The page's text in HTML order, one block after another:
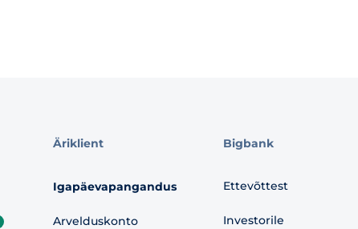
Äriklient
Igapäevapangandus
Arvelduskonto
Bigbank
Ettevõttest
Investorile